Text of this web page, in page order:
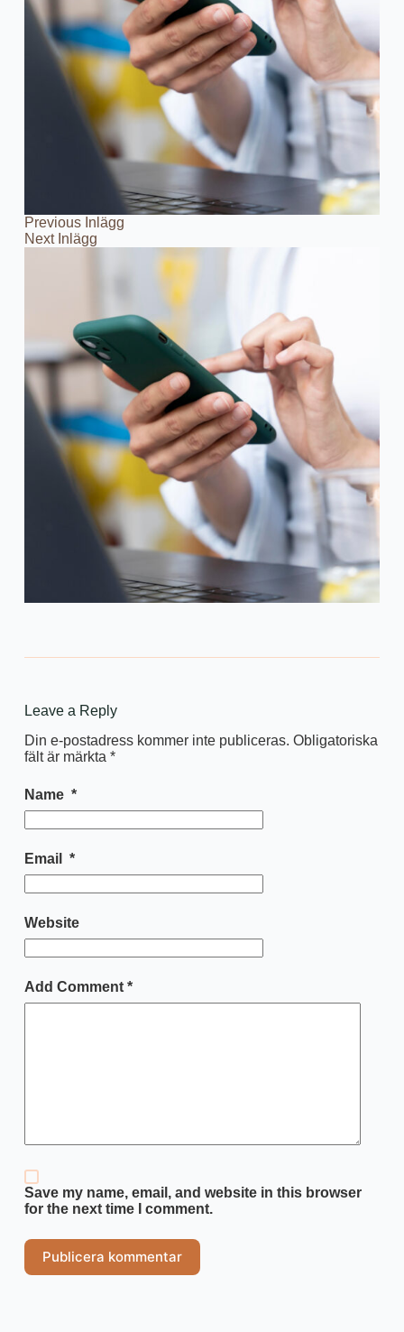
Previous Inlägg
Next Inlägg
Leave a Reply
Din e-postadress kommer inte publiceras. Obligatoriska
fält är märkta *
Name *
Email *
Website
Add Comment*
Save my name, email, and website in this browser
for the next time I comment.
Publicera kommentar